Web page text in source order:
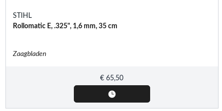
STIHL
Rollomatic E, .325", 1,6 mm, 35 cm
Zaagbladen
€ 65,50